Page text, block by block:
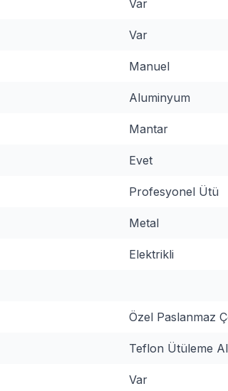
Var
Var
Manuel
Aluminyum
Mantar
Evet
Profesyonel Ütü
Metal
Elektrikli
Özel Paslanmaz
Teflon Ütüleme
Var